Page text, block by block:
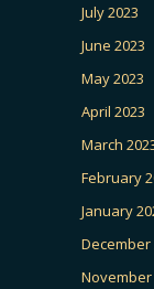
July 2023
June 2023
May 2023
April 2023
March
February
January
December
November